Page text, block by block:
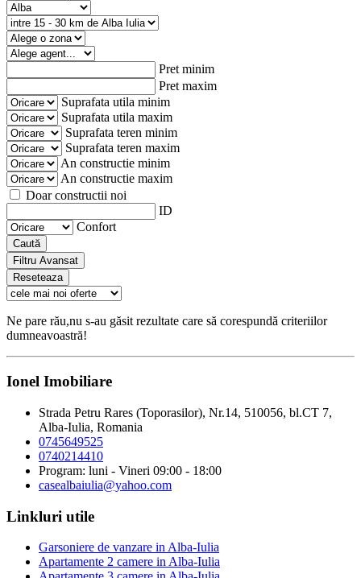
Pret minim
Pret maxim
Suprafata utila minim
Suprafata utila maxim
Suprafata teren minim
Suprafata teren maxim
An constructie minim
An constructie maxim
Doar constructii noi
ID
Confort
Caută
Filtru Avansat
Reseteaza
Ne pare rău,nu s-au găsit rezultate care să corespundă criteriilor
dumneavoastră!
Ionel Imobiliare
Strada Petru Rares (Toporasilor), Nr.14, 510056, bl.CT 7,
Alba-Iulia, Romania
0745649525
0740214410
Program: luni - Vineri 09:00 - 18:00
casealbaiulia@yahoo.com
Linkluri utile
Garsoniere de vanzare in Alba-Iulia
Apartamente 2 camere in Alba-Iulia